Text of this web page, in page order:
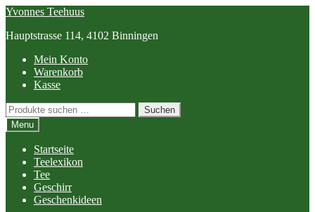
Skip
navigation
Skip
content
Yvonnes Teehuus
Hauptstrasse 114, 4102 Binningen
Mein Konto
Warenkorb
Kasse
Suchen
nach:
Suchen
Menu
Startseite
Teelexikon
Tee
Geschirr
Geschenkideen